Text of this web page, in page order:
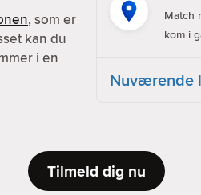
, som er
kan du
i en
Match
kom i
Nuværende
Tilmeld dig nu